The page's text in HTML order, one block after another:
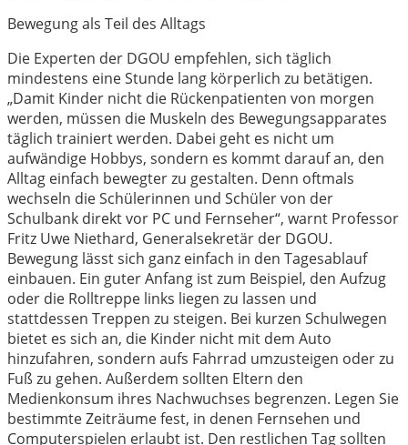
Bewegung als Teil des Alltags
Die Experten der DGOU empfehlen, sich täglich
mindestens eine Stunde lang körperlich zu betätigen.
„Damit Kinder nicht die Rückenpatienten von morgen
werden, müssen die Muskeln des Bewegungsapparates
täglich trainiert werden. Dabei geht es nicht um
aufwändige Hobbys, sondern es kommt darauf an, den
Alltag einfach bewegter zu gestalten. Denn oftmals
wechseln die Schülerinnen und Schüler von der
Schulbank direkt vor PC und Fernseher“, warnt Professor
Fritz Uwe Niethard, Generalsekretär der DGOU.
Bewegung lässt sich ganz einfach in den Tagesablauf
einbauen. Ein guter Anfang ist zum Beispiel, den Aufzug
oder die Rolltreppe links liegen zu lassen und
stattdessen Treppen zu steigen. Bei kurzen Schulwegen
bietet es sich an, die Kinder nicht mit dem Auto
hinzufahren, sondern aufs Fahrrad umzusteigen oder zu
Fuß zu gehen. Außerdem sollten Eltern den
Medienkonsum ihres Nachwuchses begrenzen. Legen Sie
bestimmte Zeiträume fest, in denen Fernsehen und
Computerspielen erlaubt ist. Den restlichen Tag sollten